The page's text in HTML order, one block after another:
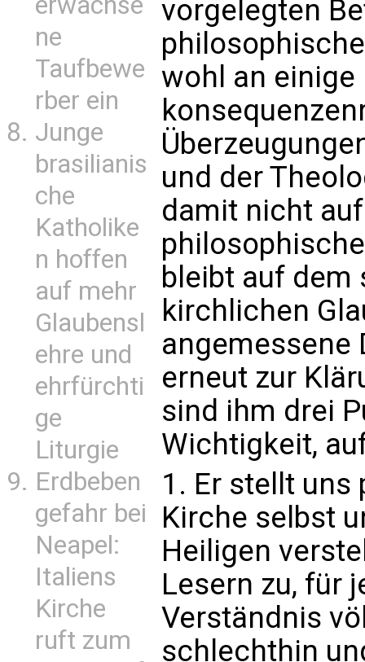
ne
Taufbewe
rber ein
Junge
brasilianis
che
Katholike
n hoffen
auf mehr
Glaubensl
ehre und
ehrfürchti
ge
Liturgie
Erdbeben
gefahr bei
Neapel:
Italiens
Kirche
ruft zum
vorgelegten
wohl an
und der
damit nicht
bleibt auf dem
kirchlichen
angemessene
erneut zur
sind ihm drei
Wichtigkeit,
1. Er stellt uns
Kirche selbst
Heiligen
Lesern zu,
Verständnis
schlechthin